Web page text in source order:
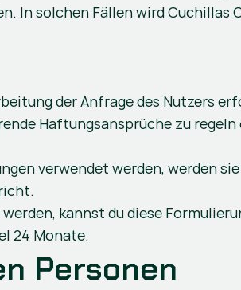
In solchen Fällen wird Cuchillas
der Anfrage des Nutzers
Haftungsansprüche zu
verwendet werden, werden
kannst du diese
24 Monate.
Personen